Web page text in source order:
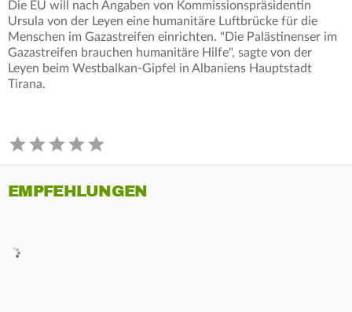
Die EU will nach Angaben von Kommissionspräsidentin
Ursula von der Leyen eine humanitäre Luftbrücke für die
Menschen im Gazastreifen einrichten. "Die Palästinenser im
Gazastreifen brauchen humanitäre Hilfe", sagte von der
Leyen beim Westbalkan-Gipfel in Albaniens Hauptstadt
Tirana.
EMPFEHLUNGEN